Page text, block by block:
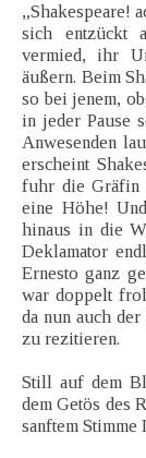
„Shakespeare!
sich entzückt
vermied, ihr
äußern. Beim
so bei jenem,
in jeder Pause
Anwesenden
erscheint
fuhr die Gräfin
eine Höhe!
hinaus in die
Deklamator
Ernesto ganz
war doppelt
da nun auch
zu rezitieren.
Still auf dem
dem Getös des
sanftem Stimme